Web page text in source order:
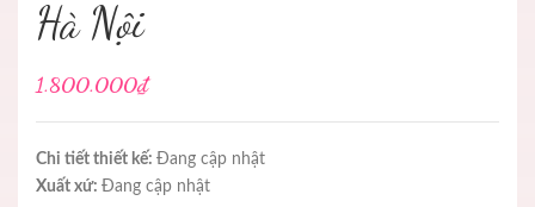
Hà Nội
1.800.000₫
Chi tiết thiết kế: Đang cập nhật
Xuất xứ: Đang cập nhật